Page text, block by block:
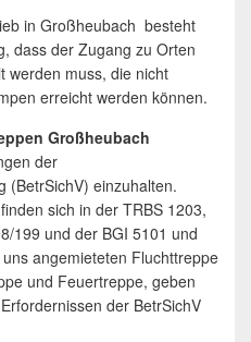
in Großheubach besteht
dass der Zugang zu Orten
werden muss, die nicht
erreicht werden können.
Großheubach
der
(BetrSichV) einzuhalten.
sich in der TRBS 1203,
199 und der BGI 5101 und
angemieteten Fluchttreppe
und Feuertreppe, geben
der BetrSichV